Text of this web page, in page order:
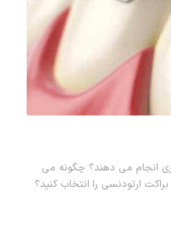
انجام می دهند؟ چگونه می
ارتودنسی را انتخاب کنید؟